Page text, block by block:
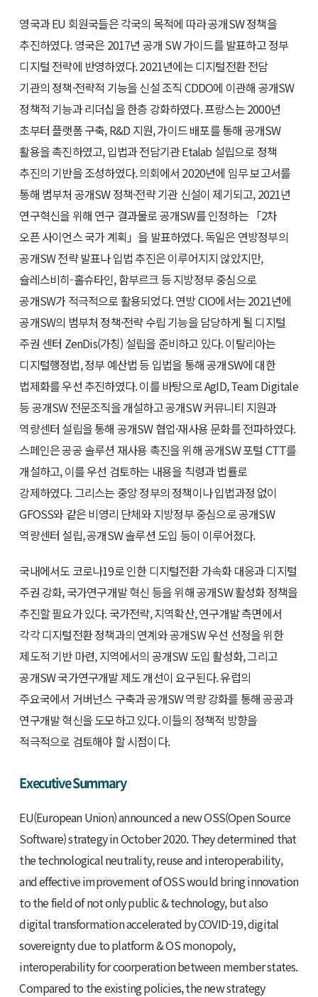
영국과 EU 회원국들은 각국의 목적에 따라 공개SW 정책을
추진하였다. 영국은 2017년 공개 SW 가이드를 발표하고 정부
디지털 전략에 반영하였다. 2021년에는 디지털전환 전담
기관의 정책·전략적 기능을 신설 조직 CDDO에 이관해 공개SW
정책적 기능과 리더십을 한층 강화하였다. 프랑스는 2000년
초부터 플랫폼 구축, R&D 지원, 가이드 배포를 통해 공개SW
활용을 촉진하였고, 입법과 전담기관 Etalab 설립으로 정책
추진의 기반을 조성하였다. 의회에서 2020년에 임무 보고서를
통해 범부처 공개SW 정책·전략 기관 신설이 제기되고, 2021년
연구혁신을 위해 연구 결과물로 공개SW를 인정하는 「2차
오픈 사이언스 국가 계획」을 발표하였다. 독일은 연방정부의
공개SW 전략 발표나 입법 추진은 이루어지지 않았지만,
슐레스비히-홀슈타인, 함부르크 등 지방정부 중심으로
공개SW가 적극적으로 활용되었다. 연방 CIO에서는 2021년에
공개SW의 범부처 정책·전략 수립 기능을 담당하게 될 디지털
주권 센터 ZenDis(가칭) 설립을 준비하고 있다. 이탈리아는
디지털행정법, 정부 예산법 등 입법을 통해 공개SW에 대한
법제화를 우선 추진하였다. 이를 바탕으로 AgID, Team Digitale
등 공개SW 전문조직을 개설하고 공개SW 커뮤니티 지원과
역량센터 설립을 통해 공개SW 협업·재사용 문화를 전파하였다.
스페인은 공공 솔루션 재사용 촉진을 위해 공개SW 포털 CTT를
개설하고, 이를 우선 검토하는 내용을 칙령과 법률로
강제하였다. 그리스는 중앙 정부의 정책이나 입법과정 없이
GFOSS와 같은 비영리 단체와 지방정부 중심으로 공개SW
역량센터 설립, 공개SW 솔루션 도입 등이 이루어졌다.
국내에서도 코로나19로 인한 디지털전환 가속화 대응과 디지털
주권 강화, 국가연구개발 혁신 등을 위해 공개SW 활성화 정책을
추진할 필요가 있다. 국가전략, 지역확산, 연구개발 측면에서
각각 디지털전환 정책과의 연계와 공개SW 우선 선정을 위한
제도적 기반 마련, 지역에서의 공개SW 도입 활성화, 그리고
공개SW 국가연구개발 제도 개선이 요구된다. 유럽의
주요국에서 거버넌스 구축과 공개SW 역량 강화를 통해 공공과
연구개발 혁신을 도모하고 있다. 이들의 정책적 방향을
적극적으로 검토해야 할 시점이다.
Executive Summary
EU(European Union) announced a new OSS(Open Source
Software) strategy in October 2020. They determined that
the technological neutrality, reuse and interoperability,
and effective improvement of OSS would bring innovation
to the field of not only public & technology, but also
digital transformation accelerated by COVID-19, digital
sovereignty due to platform & OS monopoly,
interoperability for coorperation between member states.
Compared to the existing policies, the new strategy